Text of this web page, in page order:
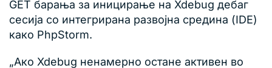
GET барања за иницирање на Xdebug дебаг
сесија со интегрирана развојна средина (IDE)
како PhpStorm.
„Ако Xdebug ненамерно остане активен во